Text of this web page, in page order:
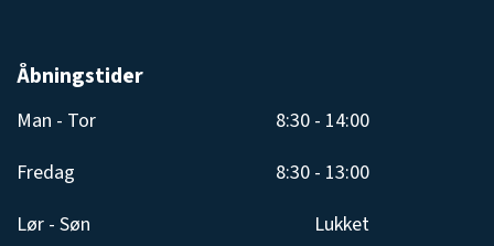
Åbningstider
Man - Tor
8:30 - 14:00
Fredag
8:30 - 13:00
Lør - Søn
Lukket